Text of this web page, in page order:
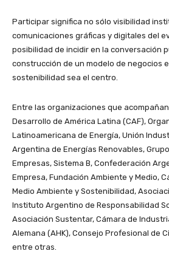
Participar significa no sólo visibilidad
comunicaciones gráficas y digitales del
posibilidad de incidir en la conversación
construcción de un modelo de negocios
sostenibilidad sea el centro.
Entre las organizaciones que
Desarrollo de América Latina (CAF),
Latinoamericana de Energía, Unión
Argentina de Energías Renovables,
Empresas, Sistema B, Confederación
Empresa, Fundación Ambiente y Medio,
Medio Ambiente y Sostenibilidad,
Instituto Argentino de Responsabilidad
Asociación Sustentar, Cámara de
Alemana (AHK), Consejo Profesional de
entre otras.